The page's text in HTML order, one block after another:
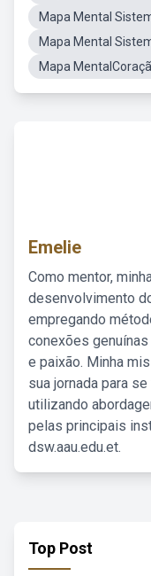
Mapa Mental
Mapa Mental
Mapa
Emelie
Como mentor,
desenvolvimento
empregando
conexões
e paixão. Minha
sua jornada para
utilizando
pelas principais
dsw.aau.edu.et.
Top Post